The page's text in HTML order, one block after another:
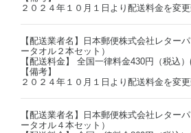
２０２４年１０月１日より配送料金を変更
【配送業者名】日本郵便株式会社レター
ータオル２本セット）
【配送料金】 全国一律料金430円（税込
【備考】
２０２４年１０月１日より配送料金を変更
【配送業者名】日本郵便株式会社レター
ータオル４本セット）